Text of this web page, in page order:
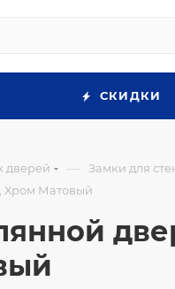
СКИДКИ
дверей — Замки для
Хром Матовый